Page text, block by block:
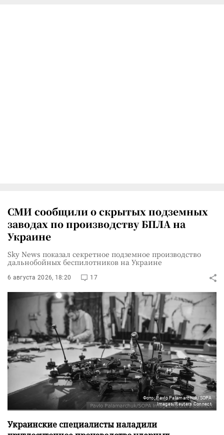
СМИ сообщили о скрытых подземных
заводах по производству БПЛА на
Украине
Sky News показал секретное подземное производство
дальнобойных беспилотников на Украине
6 августа 2026, 18:20 17
Фото: Pavlo Palamarchuk/SOPA
Images/Reuters Connect
Украинские специалисты наладили